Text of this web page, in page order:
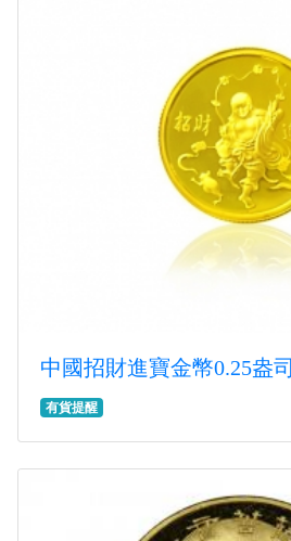
中國招財進寶金幣0.25盎司
有貨提醒